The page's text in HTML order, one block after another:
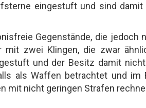
eingestuft und sind
Gegenstände, die
zwei Klingen, die zwar
und der Besitz damit
als Waffen betrachtet und im
mit nicht geringen Strafen